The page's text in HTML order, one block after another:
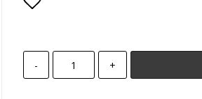
- +